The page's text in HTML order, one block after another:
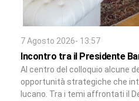
7 Agosto 2026- 13:57
Incontro tra il Presidente
Al centro del colloquio alcune
opportunità strategiche che
lucano. Tra i temi affrontati il